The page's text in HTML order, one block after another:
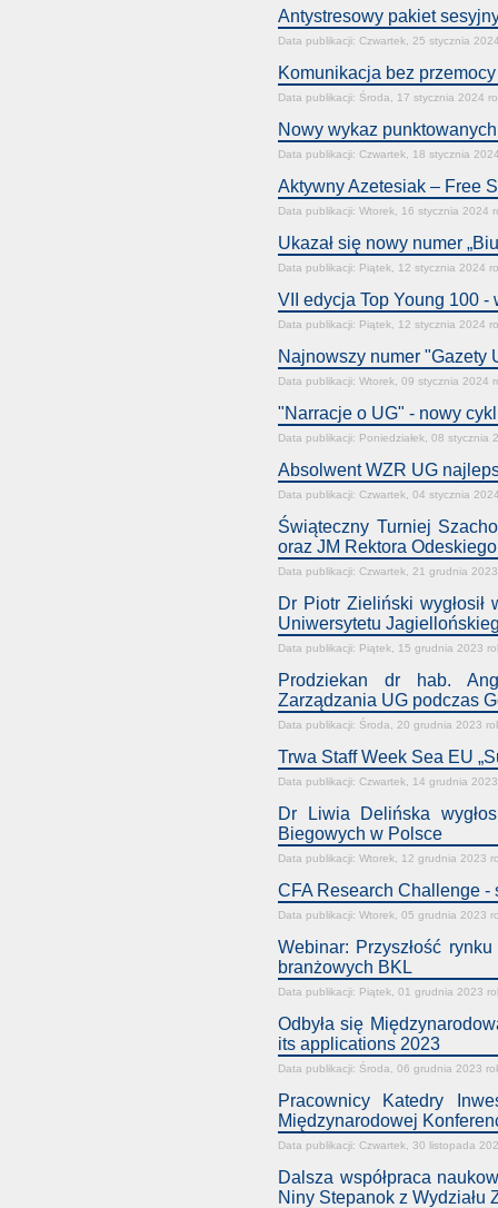
Antystresowy pakiet
Data publikacji: Czwartek, 25 stycznia
Komunikacja bez
Data publikacji: Środa, 17 stycznia 2024
Nowy wykaz
Data publikacji: Czwartek, 18 stycznia
Aktywny Azetesiak – Free
Data publikacji: Wtorek, 16 stycznia 2024
Ukazał się nowy numer
Data publikacji: Piątek, 12 stycznia 2024
VII edycja Top Young 100
Data publikacji: Piątek, 12 stycznia 2024
Najnowszy numer "Gazety
Data publikacji: Wtorek, 09 stycznia 2024
"Narracje o UG" - nowy
Data publikacji: Poniedziałek, 08 stycznia
Absolwent WZR UG
Data publikacji: Czwartek, 04 stycznia
Świąteczny Turniej
oraz JM Rektora
Data publikacji: Czwartek, 21 grudnia
Dr Piotr Zieliński
Uniwersytetu
Data publikacji: Piątek, 15 grudnia 2023
Prodziekan dr hab.
Zarządzania UG podczas
Data publikacji: Środa, 20 grudnia 2023
Trwa Staff Week Sea EU
Data publikacji: Czwartek, 14 grudnia
Dr Liwia Delińska
Biegowych w Polsce
Data publikacji: Wtorek, 12 grudnia 2023
CFA Research Challenge
Data publikacji: Wtorek, 05 grudnia 2023
Webinar: Przyszłość
branżowych BKL
Data publikacji: Piątek, 01 grudnia 2023
Odbyła się
its applications 2023
Data publikacji: Środa, 06 grudnia 2023
Pracownicy Katedry
Międzynarodowej
Data publikacji: Czwartek, 30 listopada
Dalsza współpraca
Niny Stepanok z Wydziału